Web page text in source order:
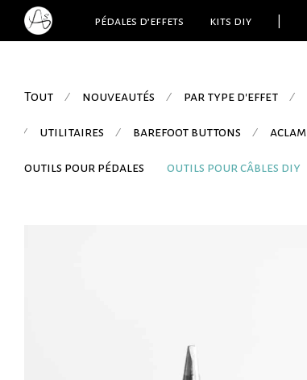
pédales d’effets kits diy
Tout ⁄ nouveautés ⁄ par type d'effet ⁄
⁄ utilitaires ⁄ barefoot buttons ⁄ aclam
outils pour pédales outils pour câbles diy